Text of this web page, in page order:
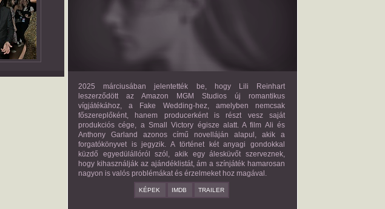
FAKE WEDDING
2025 márciusában jelentették be, hogy Lili Reinhart
leszerződött az Amazon MGM Studios új romantikus
vígjátékához, a Fake Wedding-hez, amelyben nemcsak
főszereplőként, hanem producerként is részt vesz saját
produkciós cége, a Small Victory égisze alatt. A film Ali és
Anthony Garland azonos című novelláján alapul, akik a
forgatókönyvet is jegyzik. A történet két anyagi gondokkal
küzdő egyedülállóról szól, akik egy álesküvőt szerveznek,
hogy kihasználják az ajándéklistát, ám a színjáték hamarosan
nagyon is valós problémákat és érzelmeket hoz magával.
KÉPEK IMDB TRAILER